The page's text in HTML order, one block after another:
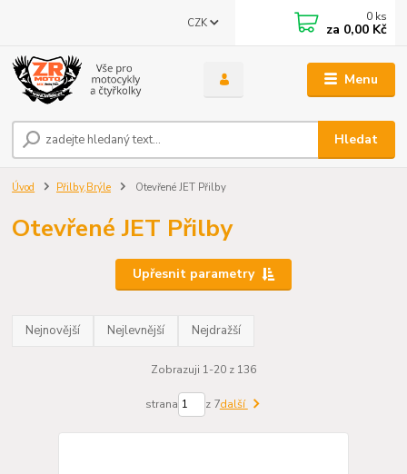
Menu
CZK
Hledat
0 ks
za 0,00 Kč
Úvod Přilby,Brýle Otevřené JET Přilby
Otevřené JET Přilby
Upřesnit parametry
Nejnovější Nejlevnější Nejdražší
Zobrazuji 1-20 z 136
strana z 7další